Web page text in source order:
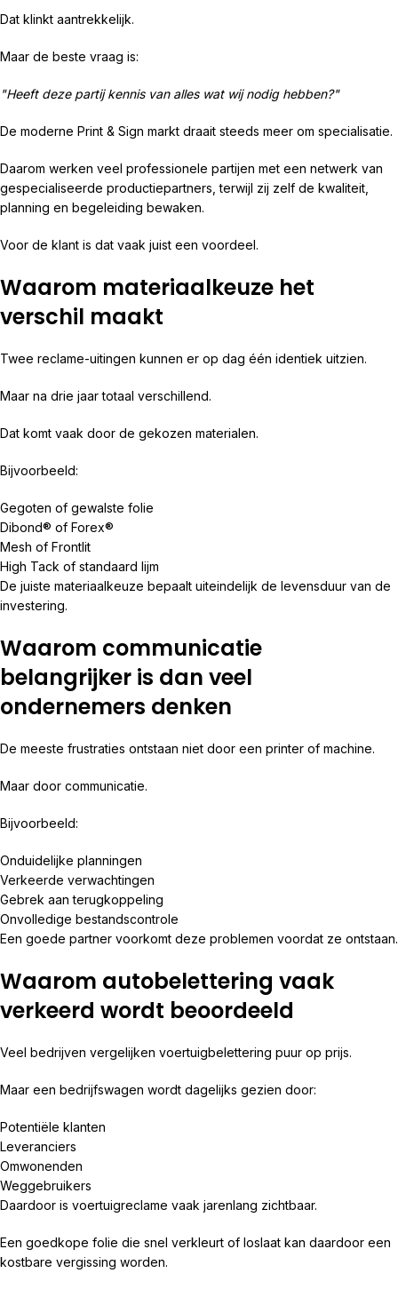
Dat klinkt aantrekkelijk.
Maar de beste vraag is:
"Heeft deze partij kennis van alles wat wij nodig hebben?"
De moderne Print & Sign markt draait steeds meer om specialisatie.
Daarom werken veel professionele partijen met een netwerk van
gespecialiseerde productiepartners, terwijl zij zelf de kwaliteit,
planning en begeleiding bewaken.
Voor de klant is dat vaak juist een voordeel.
Waarom materiaalkeuze het
verschil maakt
Twee reclame-uitingen kunnen er op dag één identiek uitzien.
Maar na drie jaar totaal verschillend.
Dat komt vaak door de gekozen materialen.
Bijvoorbeeld:
Gegoten of gewalste folie
Dibond® of Forex®
Mesh of Frontlit
High Tack of standaard lijm
De juiste materiaalkeuze bepaalt uiteindelijk de levensduur van de
investering.
Waarom communicatie
belangrijker is dan veel
ondernemers denken
De meeste frustraties ontstaan niet door een printer of machine.
Maar door communicatie.
Bijvoorbeeld:
Onduidelijke planningen
Verkeerde verwachtingen
Gebrek aan terugkoppeling
Onvolledige bestandscontrole
Een goede partner voorkomt deze problemen voordat ze ontstaan.
Waarom autobelettering vaak
verkeerd wordt beoordeeld
Veel bedrijven vergelijken voertuigbelettering puur op prijs.
Maar een bedrijfswagen wordt dagelijks gezien door:
Potentiële klanten
Leveranciers
Omwonenden
Weggebruikers
Daardoor is voertuigreclame vaak jarenlang zichtbaar.
Een goedkope folie die snel verkleurt of loslaat kan daardoor een
kostbare vergissing worden.